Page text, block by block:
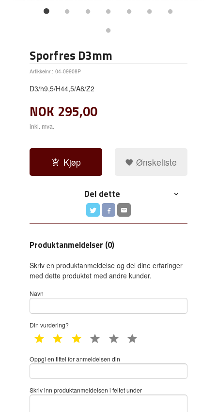
Sporfres D3mm
Artikkelnr.: 04-09908P
D3/h9,5/H44,5/A8/Z2
NOK 295,00
inkl. mva.
Kjøp Ønskeliste
Del dette
Produktanmeldelser (0)
Skriv en produktanmeldelse og del dine erfaringer
med dette produktet med andre kunder.
Navn
Din vurdering?
1 star 2 star 3 star 4 star 5 star
Oppgi en tittel for anmeldelsen din
Skriv inn produktanmeldelsen i feltet under